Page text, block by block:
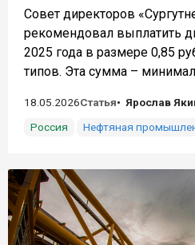
Совет директоров
рекомендовал выплатить
2025 года в размере 0,85
типов. Эта сумма –
18.05.2026Статья
Ярослав
Россия
Нефтяная